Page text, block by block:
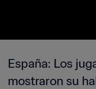
España: Los
mostraron su